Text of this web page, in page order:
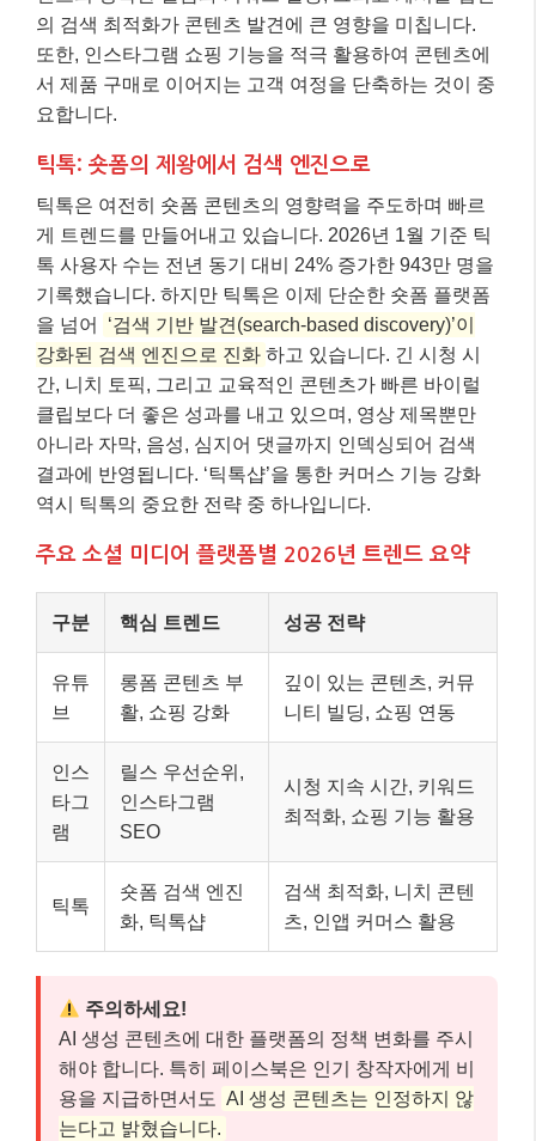
의 검색 최적화가 콘텐츠 발견에 큰 영향을 미칩니다.
또한, 인스타그램 쇼핑 기능을 적극 활용하여 콘텐츠에
서 제품 구매로 이어지는 고객 여정을 단축하는 것이 중
요합니다.
틱톡: 숏폼의 제왕에서 검색 엔진으로
틱톡은 여전히 숏폼 콘텐츠의 영향력을 주도하며 빠르
게 트렌드를 만들어내고 있습니다. 2026년 1월 기준 틱
톡 사용자 수는 전년 동기 대비 24% 증가한 943만 명을
기록했습니다. 하지만 틱톡은 이제 단순한 숏폼 플랫폼
을 넘어
‘검색 기반 발견(search-based discovery)’이
강화된 검색 엔진으로 진화 하고 있습니다. 긴 시청 시
간, 니치 토픽, 그리고 교육적인 콘텐츠가 빠른 바이럴
클립보다 더 좋은 성과를 내고 있으며, 영상 제목뿐만
아니라 자막, 음성, 심지어 댓글까지 인덱싱되어 검색
결과에 반영됩니다. ‘틱톡샵’을 통한 커머스 기능 강화
역시 틱톡의 중요한 전략 중 하나입니다.
주요 소셜 미디어 플랫폼별 2026년 트렌드 요약
구분 핵심 트렌드 성공 전략
유튜
브
롱폼 콘텐츠 부
활, 쇼핑 강화
깊이 있는 콘텐츠, 커뮤
니티 빌딩, 쇼핑 연동
인스
타그
램
릴스 우선순위,
인스타그램
SEO
시청 지속 시간, 키워드
최적화, 쇼핑 기능 활용
틱톡
숏폼 검색 엔진
화, 틱톡샵
검색 최적화, 니치 콘텐
츠, 인앱 커머스 활용
주의하세요!
AI 생성 콘텐츠에 대한 플랫폼의 정책 변화를 주시
해야 합니다. 특히 페이스북은 인기 창작자에게 비
용을 지급하면서도 AI 생성 콘텐츠는 인정하지 않
는다고 밝혔습니다.